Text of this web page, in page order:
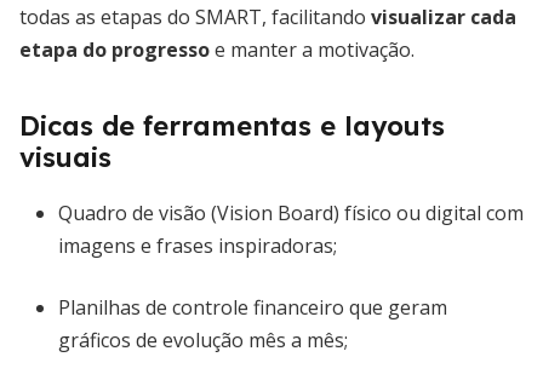
todas as etapas do SMART, facilitando visualizar cada
etapa do progressoe manter a motivação.
Dicas de ferramentas e layouts
visuais
Quadro de visão (Vision Board) físico ou digital com
imagens e frases inspiradoras;
Planilhas de controle financeiro que geram
gráficos de evolução mês a mês;